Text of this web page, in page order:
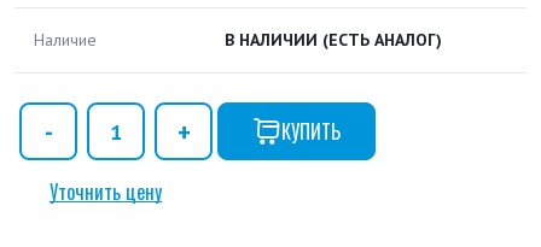
Наличие В НАЛИЧИИ (ЕСТЬ АНАЛОГ)
КУПИТЬ
Уточнить цену